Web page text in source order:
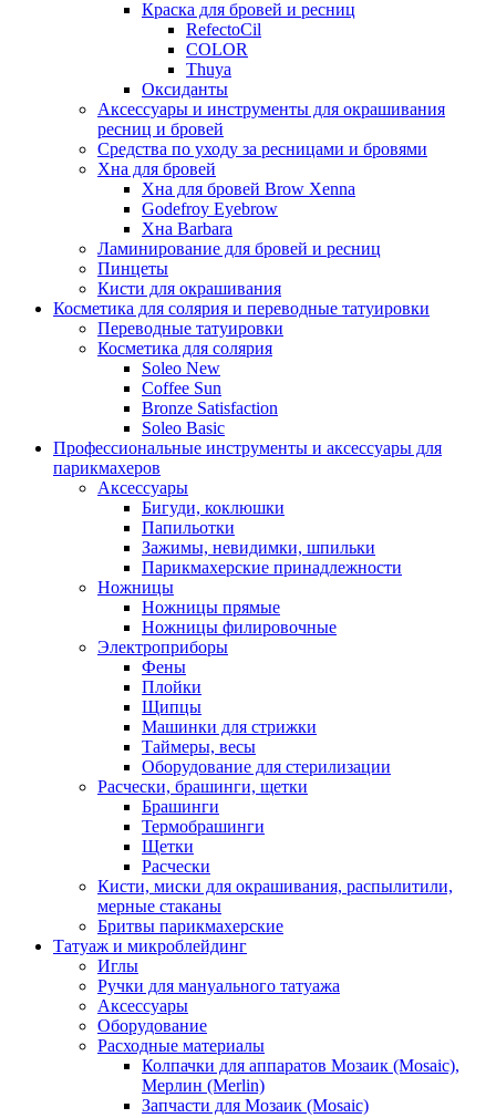
Краска для бровей и ресниц
RefectoCil
COLOR
Thuya
Оксиданты
Аксессуары и инструменты для окрашивания
ресниц и бровей
Средства по уходу за ресницами и бровями
Хна для бровей
Хна для бровей Brow Xenna
Godefroy Eyebrow
Хна Barbara
Ламинирование для бровей и ресниц
Пинцеты
Кисти для окрашивания
Косметика для солярия и переводные татуировки
Переводные татуировки
Косметика для солярия
Soleo New
Coffee Sun
Bronze Satisfaction
Soleo Basic
Профессиональные инструменты и аксессуары для
парикмахеров
Аксессуары
Бигуди, коклюшки
Папильотки
Зажимы, невидимки, шпильки
Парикмахерские принадлежности
Ножницы
Ножницы прямые
Ножницы филировочные
Электроприборы
Фены
Плойки
Щипцы
Машинки для стрижки
Таймеры, весы
Оборудование для стерилизации
Расчески, брашинги, щетки
Брашинги
Термобрашинги
Щетки
Расчески
Кисти, миски для окрашивания, распылитили,
мерные стаканы
Бритвы парикмахерские
Татуаж и микроблейдинг
Иглы
Ручки для мануального татуажа
Аксессуары
Оборудование
Расходные материалы
Колпачки для аппаратов Мозаик (Mosaic),
Мерлин (Merlin)
Запчасти для Мозаик (Mosaic)